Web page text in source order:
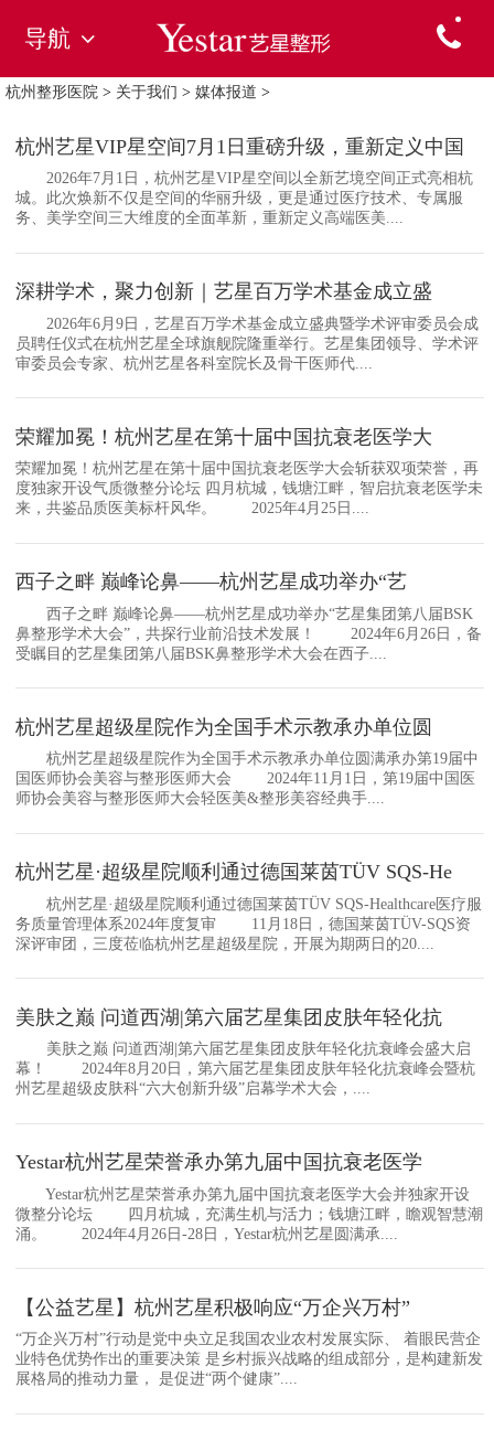
导航
杭州整形医院 > 关于我们 > 媒体报道 >
杭州艺星VIP星空间7月1日重磅升级，重新定义中国
2026年7月1日，杭州艺星VIP星空间以全新艺境空间正式亮相杭
城。此次焕新不仅是空间的华丽升级，更是通过医疗技术、专属服
务、美学空间三大维度的全面革新，重新定义高端医美....
深耕学术，聚力创新｜艺星百万学术基金成立盛
2026年6月9日，艺星百万学术基金成立盛典暨学术评审委员会成
员聘任仪式在杭州艺星全球旗舰院隆重举行。艺星集团领导、学术评
审委员会专家、杭州艺星各科室院长及骨干医师代....
荣耀加冕！杭州艺星在第十届中国抗衰老医学大
荣耀加冕！杭州艺星在第十届中国抗衰老医学大会斩获双项荣誉，再
度独家开设气质微整分论坛 四月杭城，钱塘江畔，智启抗衰老医学未
来，共鉴品质医美标杆风华。 2025年4月25日....
西子之畔 巅峰论鼻——杭州艺星成功举办“艺
西子之畔 巅峰论鼻——杭州艺星成功举办“艺星集团第八届BSK
鼻整形学术大会”，共探行业前沿技术发展！ 2024年6月26日，备
受瞩目的艺星集团第八届BSK鼻整形学术大会在西子....
杭州艺星超级星院作为全国手术示教承办单位圆
杭州艺星超级星院作为全国手术示教承办单位圆满承办第19届中
国医师协会美容与整形医师大会 2024年11月1日，第19届中国医
师协会美容与整形医师大会轻医美&整形美容经典手....
杭州艺星·超级星院顺利通过德国莱茵TÜV SQS-He
杭州艺星·超级星院顺利通过德国莱茵TÜV SQS-Healthcare医疗服
务质量管理体系2024年度复审 11月18日，德国莱茵TÜV-SQS资
深评审团，三度莅临杭州艺星超级星院，开展为期两日的20....
美肤之巅 问道西湖|第六届艺星集团皮肤年轻化抗
美肤之巅 问道西湖|第六届艺星集团皮肤年轻化抗衰峰会盛大启
幕！ 2024年8月20日，第六届艺星集团皮肤年轻化抗衰峰会暨杭
州艺星超级皮肤科“六大创新升级”启幕学术大会，....
Yestar杭州艺星荣誉承办第九届中国抗衰老医学
Yestar杭州艺星荣誉承办第九届中国抗衰老医学大会并独家开设
微整分论坛 四月杭城，充满生机与活力；钱塘江畔，瞻观智慧潮
涌。 2024年4月26日-28日，Yestar杭州艺星圆满承....
【公益艺星】杭州艺星积极响应“万企兴万村”
“万企兴万村”行动是党中央立足我国农业农村发展实际、 着眼民营企
业特色优势作出的重要决策 是乡村振兴战略的组成部分，是构建新发
展格局的推动力量， 是促进“两个健康”....